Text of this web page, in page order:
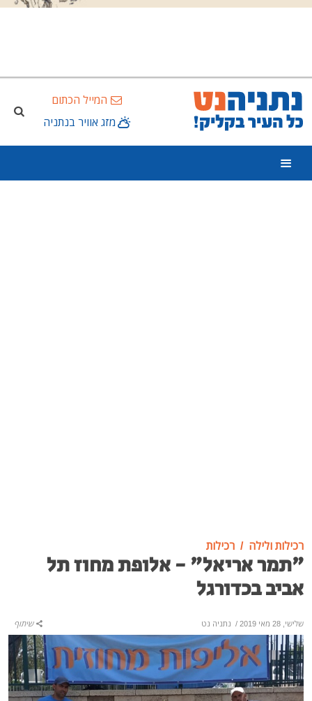
המייל הכתום
מזג אוויר בנתניה
רכילות ולילה רכילות
"תמר אריאל" - אלופת מחוז תל
אביב בכדורגל
שלישי, 28 מאי 2019 / נתניה נט שיתוף